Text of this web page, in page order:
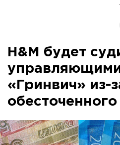
H&M будет
«Гринвич» из-